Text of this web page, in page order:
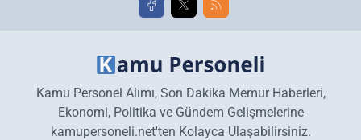
Kamu Personel Alımı, Son Dakika Memur Haberleri,
Ekonomi, Politika ve Gündem Gelişmelerine
kamupersoneli.net'ten Kolayca Ulaşabilirsiniz.